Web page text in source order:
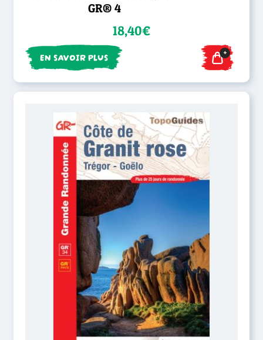
GR® 4
18,40€
EN SAVOIR PLUS +